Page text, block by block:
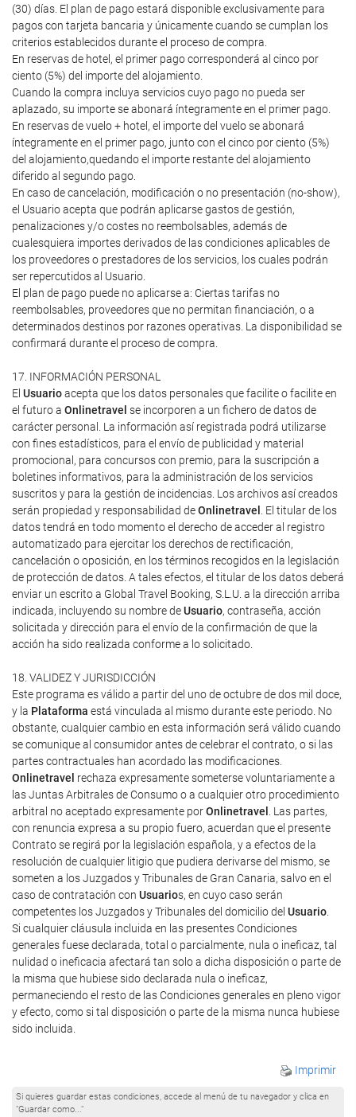
(30) días. El plan de pago estará disponible exclusivamente para
pagos con tarjeta bancaria y únicamente cuando se cumplan los
criterios establecidos durante el proceso de compra.
En reservas de hotel, el primer pago corresponderá al cinco por
ciento (5%) del importe del alojamiento.
Cuando la compra incluya servicios cuyo pago no pueda ser
aplazado, su importe se abonará íntegramente en el primer pago.
En reservas de vuelo + hotel, el importe del vuelo se abonará
íntegramente en el primer pago, junto con el cinco por ciento (5%)
del alojamiento,quedando el importe restante del alojamiento
diferido al segundo pago.
En caso de cancelación, modificación o no presentación (no-show),
el Usuario acepta que podrán aplicarse gastos de gestión,
penalizaciones y/o costes no reembolsables, además de
cualesquiera importes derivados de las condiciones aplicables de
los proveedores o prestadores de los servicios, los cuales podrán
ser repercutidos al Usuario.
El plan de pago puede no aplicarse a: Ciertas tarifas no
reembolsables, proveedores que no permitan financiación, o a
determinados destinos por razones operativas. La disponibilidad se
confirmará durante el proceso de compra.
17. INFORMACIÓN PERSONAL
El Usuarioacepta que los datos personales que facilite o facilite en
el futuro a Onlinetravel se incorporen a un fichero de datos de
carácter personal. La información así registrada podrá utilizarse
con fines estadísticos, para el envío de publicidad y material
promocional, para concursos con premio, para la suscripción a
boletines informativos, para la administración de los servicios
suscritos y para la gestión de incidencias. Los archivos así creados
serán propiedad y responsabilidad deOnlinetravel
. El titular de los
datos tendrá en todo momento el derecho de acceder al registro
automatizado para ejercitar los derechos de rectificación,
cancelación o oposición, en los términos recogidos en la legislación
de protección de datos. A tales efectos, el titular de los datos deberá
enviar un escrito a Global Travel Booking, S.L.U. a la dirección arriba
indicada, incluyendo su nombre deUsuario, contraseña, acción
solicitada y dirección para el envío de la confirmación de que la
acción ha sido realizada conforme a lo solicitado.
18. VALIDEZ Y JURISDICCIÓN
Este programa es válido a partir del uno de octubre de dos mil doce,
y la Plataforma está vinculada al mismo durante este periodo. No
obstante, cualquier cambio en esta información será válido cuando
se comunique al consumidor antes de celebrar el contrato, o si las
partes contractuales han acordado las modificaciones.
Onlinetravel rechaza expresamente someterse voluntariamente a
las Juntas Arbitrales de Consumo o a cualquier otro procedimiento
arbitral no aceptado expresamente porOnlinetravel
. Las partes,
con renuncia expresa a su propio fuero, acuerdan que el presente
Contrato se regirá por la legislación española, y a efectos de la
resolución de cualquier litigio que pudiera derivarse del mismo, se
someten a los Juzgados y Tribunales de Gran Canaria, salvo en el
caso de contratación con Usuarios, en cuyo caso serán
competentes los Juzgados y Tribunales del domicilio del Usuario
Si cualquier cláusula incluida en las presentes Condiciones
generales fuese declarada, total o parcialmente, nula o ineficaz, tal
nulidad o ineficacia afectará tan solo a dicha disposición o parte de
la misma que hubiese sido declarada nula o ineficaz,
permaneciendo el resto de las Condiciones generales en pleno vigor
y efecto, como si tal disposición o parte de la misma nunca hubiese
sido incluida.
Imprimir
Si quieres guardar estas condiciones, accede al menú de tu navegador y clica en
"Guardar como..."